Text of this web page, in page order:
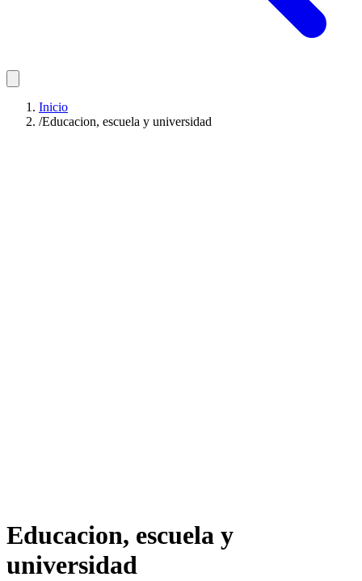
Inicio
/Educacion, escuela y universidad
Educacion, escuela y
universidad